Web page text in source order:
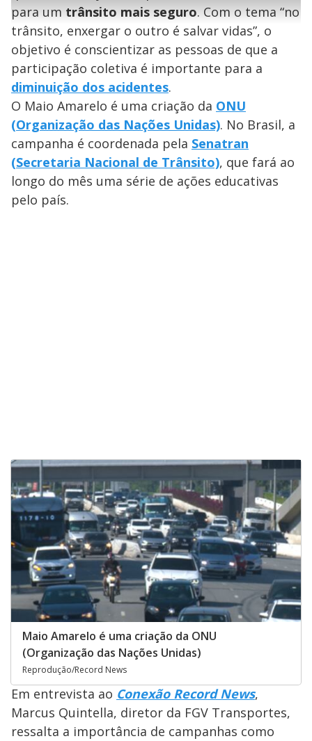
a
y
V
i
g
u
d
o
n
d
s
u
d
para umtrânsito mais seguro. Com o tema “no
trânsito, enxergar o outro é salvar vidas”, o
objetivo é conscientizar as pessoas de que a
participação coletiva é importante para a
diminuição dos acidentes.
O Maio Amarelo é uma criação da ONU
(Organização das Nações Unidas). No Brasil, a
campanha é coordenada pela Senatran
(Secretaria Nacional de Trânsito), que fará ao
longo do mês uma série de ações educativas
pelo país.
Maio Amarelo é uma criação da ONU
(Organização das Nações Unidas)
Reprodução/Record News
Em entrevista ao Conexão Record News,
Marcus Quintella, diretor da FGV Transportes,
ressalta a importância de campanhas como